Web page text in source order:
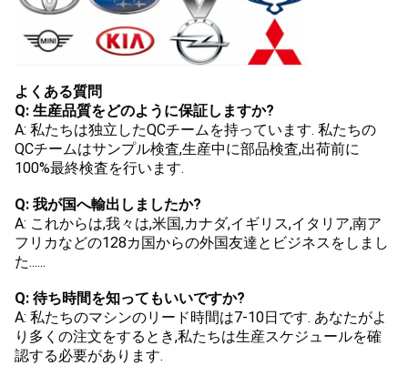
よくある質問
Q: 生産品質をどのように保証しますか?
A: 私たちは独立したQCチームを持っています. 私たちの
QCチームはサンプル検査,生産中に部品検査,出荷前に
100%最終検査を行います.
Q: 我が国へ輸出しましたか?
A: これからは,我々は,米国,カナダ,イギリス,イタリア,南ア
フリカなどの128カ国からの外国友達とビジネスをしまし
た......
Q: 待ち時間を知ってもいいですか?
A: 私たちのマシンのリード時間は7-10日です. あなたがよ
り多くの注文をするとき,私たちは生産スケジュールを確
認する必要があります.